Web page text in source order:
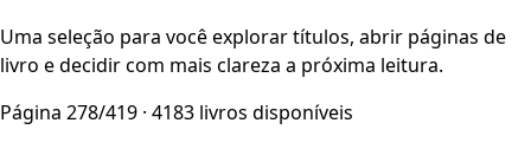
Uma seleção para você explorar títulos, abrir páginas de
livro e decidir com mais clareza a próxima leitura.
Página 278/419 · 4183 livros disponíveis